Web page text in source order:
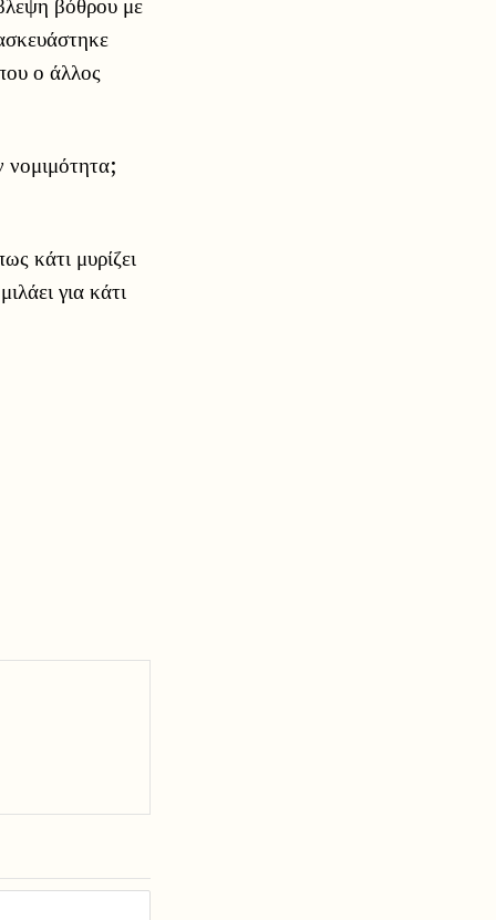
ο άλλος
νομιμότητα;
κάτι μυρίζει
για κάτι